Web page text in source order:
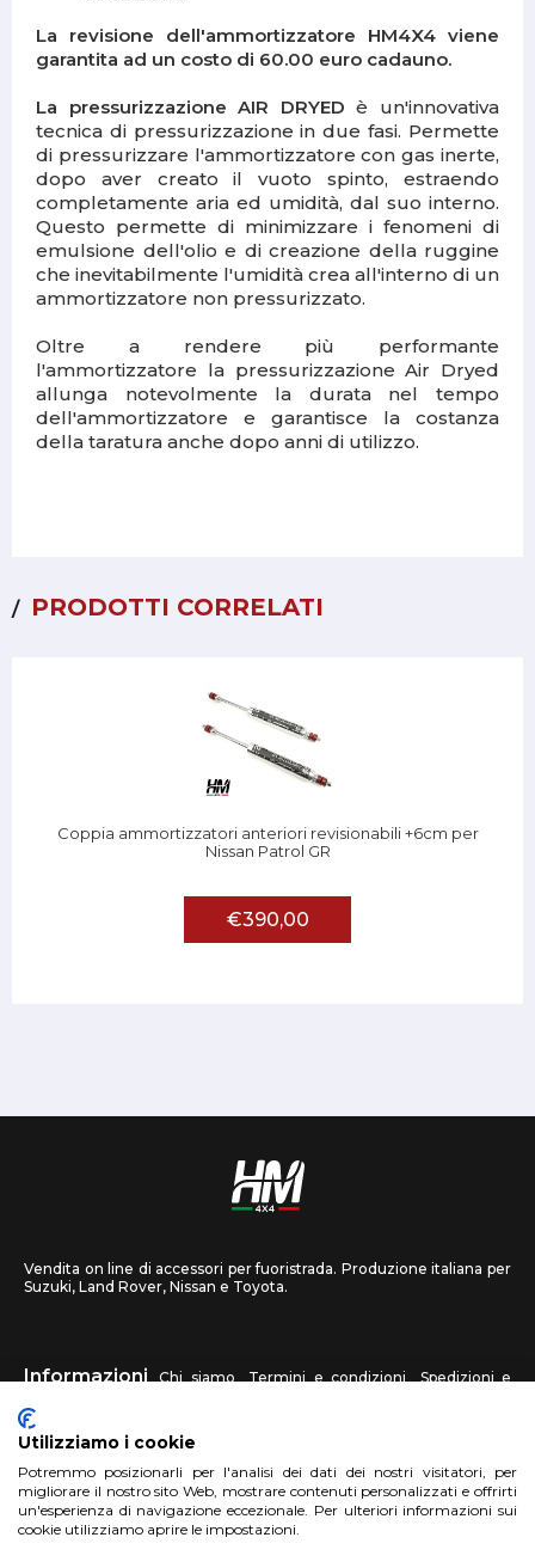
La revisione dell'ammortizzatore HM4X4 viene
garantita ad un costo di 60.00 euro cadauno.
La pressurizzazione AIR DRYEDè un'innovativa
tecnica di pressurizzazione in due fasi. Permette
di pressurizzare l'ammortizzatore con gas inerte,
dopo aver creato il vuoto spinto, estraendo
completamente aria ed umidità, dal suo interno.
Questo permette di minimizzare i fenomeni di
emulsione dell'olio e di creazione della ruggine
che inevitabilmente l'umidità crea all'interno di un
ammortizzatore non pressurizzato.
Oltre a rendere più performante
l'ammortizzatore la pressurizzazione Air Dryed
allunga notevolmente la durata nel tempo
dell'ammortizzatore e garantisce la costanza
della taratura anche dopo anni di utilizzo.
PRODOTTI CORRELATI
Coppia ammortizzatori anteriori revisionabili +6cm per
Nissan Patrol GR
€390,00
Vendita on line di accessori per fuoristrada. Produzione italiana per
Suzuki, Land Rover, Nissan e Toyota.
Informazioni Chi siamo Termini e condizioni
Spedizioni e
recessi
HM4X4 FAQ Centri assistenza Invia una foto
Account Registrati Accedi
Utilizziamo i cookie
Potremmo posizionarli per l'analisi dei dati dei nostri visitatori, per
migliorare il nostro sito Web, mostrare contenuti personalizzati e offrirti
un'esperienza di navigazione eccezionale. Per ulteriori informazioni sui
cookie utilizziamo aprire le impostazioni.